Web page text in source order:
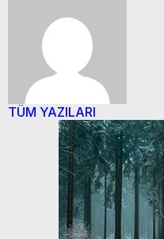
TÜM YAZILARI